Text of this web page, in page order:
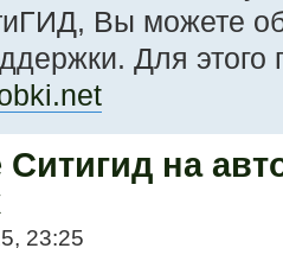
Вы можете
Для этого
на
23:25